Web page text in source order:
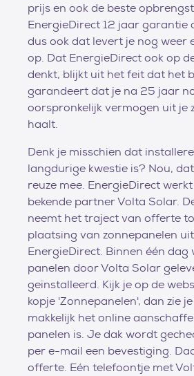
prijs en ook de beste
EnergieDirect 12 jaar garantie
dus ook dat levert je nog weer
op. Dat EnergieDirect ook op
denkt, blijkt uit het feit dat het
garandeert dat je na 25 jaar
oorspronkelijk vermogen uit je
haalt.
Denk je misschien dat
langdurige kwestie is? Nou,
reuze mee. EnergieDirect
bekende partner Volta Solar.
neemt het traject van offerte
plaatsing van zonnepanelen
EnergieDirect. Binnen één dag
panelen door Volta Solar
geïnstalleerd. Kijk je op de
kopje 'Zonnepanelen', dan zie
makkelijk het online
panelen is. Je dak wordt
per e-mail een bevestiging.
offerte. Eén telefoontje met